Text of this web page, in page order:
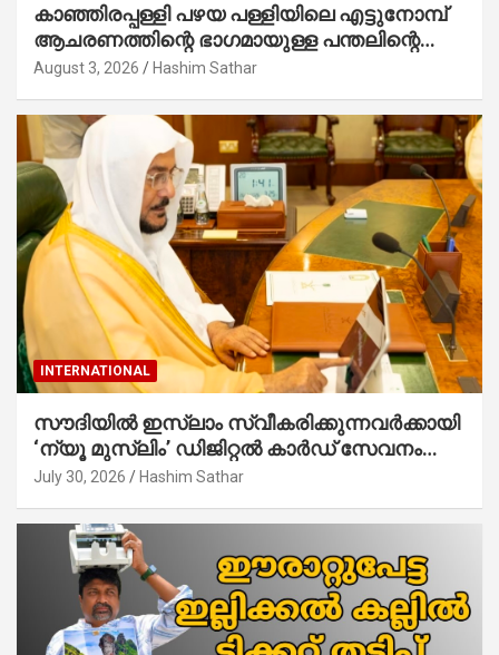
കാഞ്ഞിരപ്പള്ളി പഴയ പള്ളിയിലെ എട്ടുനോമ്പ്
ആചരണത്തിന്റെ ഭാഗമായുള്ള പന്തലിന്റെ
കാൽനാട്ട് കർമ്മം ആർച്ച് പ്രീസ്റ്റ് വെരി.
August 3, 2026 Hashim Sathar
INTERNATIONAL
സൗദിയില്‍ ഇസ്‌ലാം സ്വീകരിക്കുന്നവര്‍ക്കായി
‘ന്യൂ മുസ്ലിം’ ഡിജിറ്റല്‍ കാര്‍ഡ് സേവനം
ആരംഭിച്ചു
July 30, 2026 Hashim Sathar